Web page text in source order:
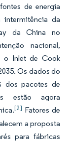
de energia
da
da China no
nacional,
o Inlet de Cook
Os dados do
dos pacotes de
estão agora
[2] Fatores de
a proposta
para fábricas